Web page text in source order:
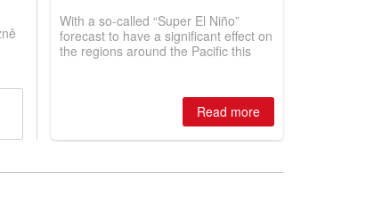
With a so-called “Super El Niño”
forecast to have a significant effect on
the regions around the Pacific this
where are the best odds?
Read more